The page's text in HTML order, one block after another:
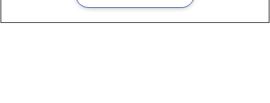
Contacte-nos Encontrar Centro